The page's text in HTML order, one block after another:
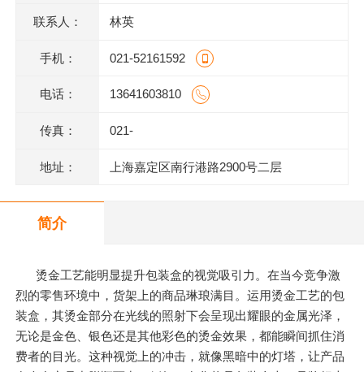
联系人： 林英
手机： 021-52161592
电话： 13641603810
传真： 021-
地址： 上海嘉定区南行港路2900号二层
简介
烫金工艺能明显提升包装盒的视觉吸引力。在当今竞争激
烈的零售环境中，货架上的商品琳琅满目。运用烫金工艺的包
装盒，其烫金部分在光线的照射下会呈现出耀眼的金属光泽，
无论是金色、银色还是其他彩色的烫金效果，都能瞬间抓住消
费者的目光。这种视觉上的冲击，就像黑暗中的灯塔，让产品